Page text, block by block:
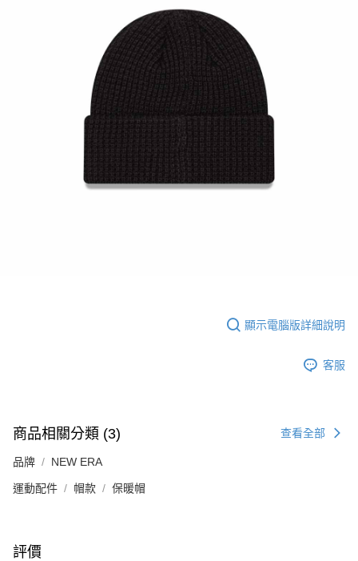
顯示電腦版詳細說明
客服
商品相關分類 (3) 查看全部
品牌 NEW ERA
運動配件 帽款 保暖帽
評價